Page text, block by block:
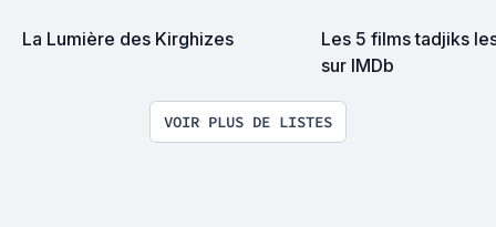
La Lumière des Kirghizes
Les 5 films tadjiks
sur IMDb
VOIR PLUS DE LISTES